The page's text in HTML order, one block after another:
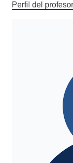
Perfil del